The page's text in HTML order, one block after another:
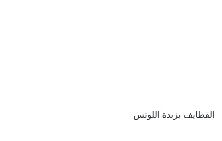
القطايف بزبدة اللوتس